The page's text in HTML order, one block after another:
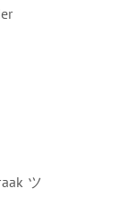
ツ